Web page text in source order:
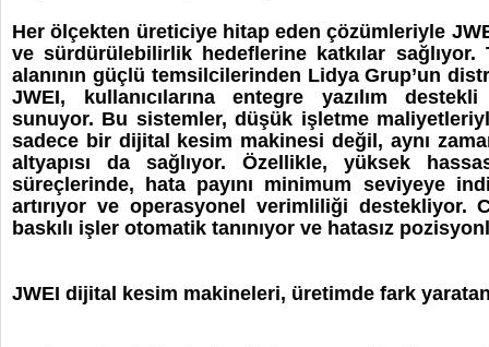
Her ölçekten üreticiye hitap eden çözümleriyle
ve sürdürülebilirlik hedeflerine katkılar sağlıyor.
alanının güçlü temsilcilerinden Lidya Grup’un
JWEI, kullanıcılarına entegre yazılım
sunuyor. Bu sistemler, düşük işletme
sadece bir dijital kesim makinesi değil, aynı
altyapısı da sağlıyor. Özellikle, yüksek
süreçlerinde, hata payını minimum seviyeye
artırıyor ve operasyonel verimliliği destekliyor.
baskılı işler otomatik tanınıyor ve hatasız
JWEI dijital kesim makineleri, üretimde fark